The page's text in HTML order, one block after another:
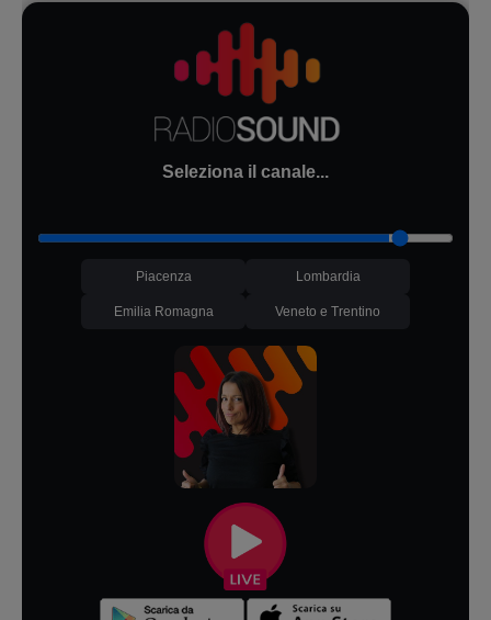
Seleziona il canale...
Piacenza Lombardia
Emilia Romagna Veneto e Trentino